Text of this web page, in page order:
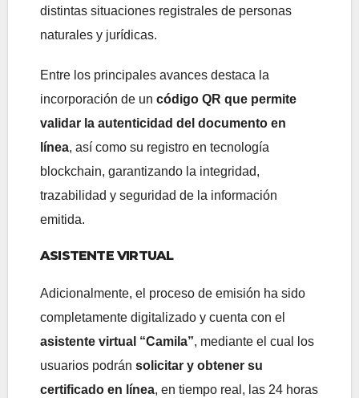
distintas situaciones registrales de personas
naturales y jurídicas.
Entre los principales avances destaca la
incorporación de un código QR que permite
validar la autenticidad del documento en
línea, así como su registro en tecnología
blockchain, garantizando la integridad,
trazabilidad y seguridad de la información
emitida.
ASISTENTE VIRTUAL
Adicionalmente, el proceso de emisión ha sido
completamente digitalizado y cuenta con el
asistente virtual “Camila”, mediante el cual los
usuarios podrán solicitar y obtener su
certificado en línea, en tiempo real, las 24 horas